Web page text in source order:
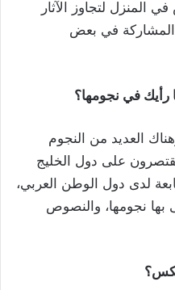
المنزل لتجاوز الآثار
المشاركة في بعض
رأيك في نجومها؟
العديد من النجوم
على دول الخليج
لدى دول الوطن العربي،
بها نجومها، والنصوص